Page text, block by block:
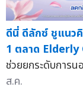
ดีนี่ ดีลักซ์ ชูแนว
1 ตลาด Elderly
ช่วยยกระดับการ
ส.ค.